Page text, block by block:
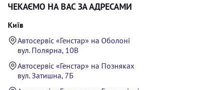
ЧЕКАЄМО НА ВАС ЗА АДРЕСАМИ
Київ
Автосервіс «Генстар» на Оболоні
вул. Полярна, 10В
Автосервіс «Генстар» на Позняках
вул. Затишна, 7Б